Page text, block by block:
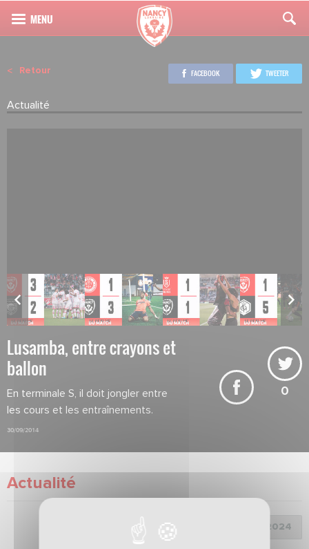
Retour
Actualité
FACEBOOK TWEETER
Lusamba, entre crayons et
ballon
En terminale S, il doit jongler entre
les cours et les entraînements.
30/09/2014
0
Actualité
Choix de la saison :